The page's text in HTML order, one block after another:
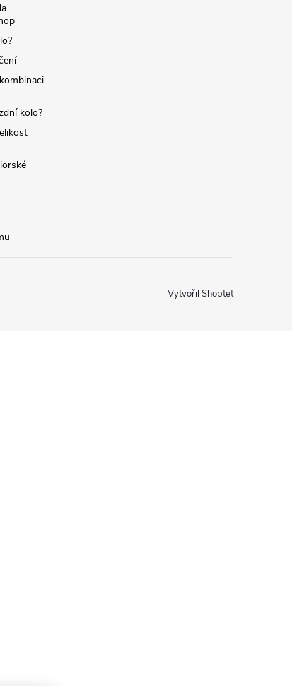
kolo?
Vytvořil Shoptet